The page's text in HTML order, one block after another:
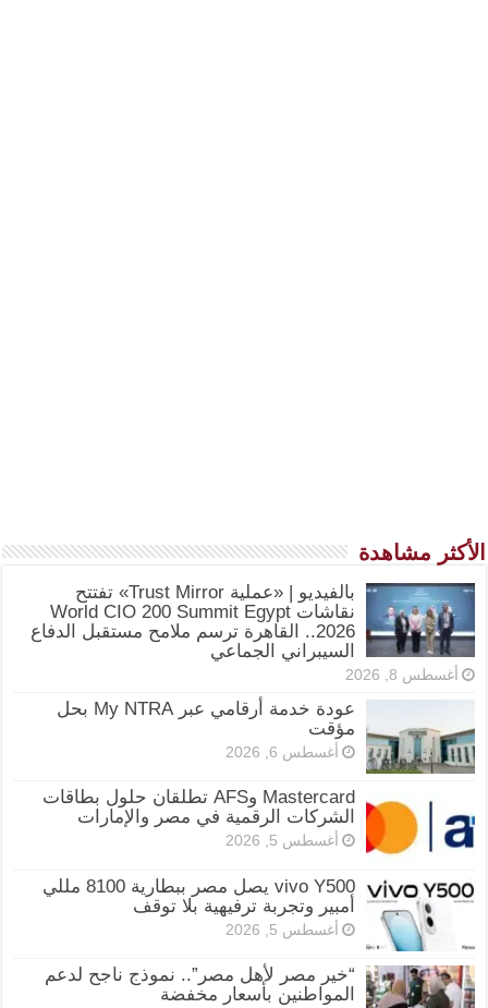
الأكثر مشاهدة
بالفيديو | «عملية Trust Mirror» تفتتح
نقاشات World CIO 200 Summit Egypt
2026.. القاهرة ترسم ملامح مستقبل الدفاع
السيبراني الجماعي
أغسطس 8, 2026
عودة خدمة أرقامي عبر My NTRA بحل
مؤقت
أغسطس 6, 2026
Mastercard وAFS تطلقان حلول بطاقات
الشركات الرقمية في مصر والإمارات
أغسطس 5, 2026
vivo Y500 يصل مصر ببطارية 8100 مللي
أمبير وتجربة ترفيهية بلا توقف
أغسطس 5, 2026
“خير مصر لأهل مصر”.. نموذج ناجح لدعم
المواطنين بأسعار مخفضة